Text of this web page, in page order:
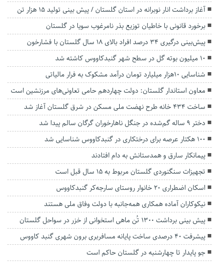
آغاز برداشت انار نوبرانه در استان گلستان / پیش بینی تولید ۱۵ هزار تن
برخورد قانونی با خاطیان توزیع بذر نامرغوب سویا در گلستان
پیش‌بینی درگیری ۳۴ درصد افراد بالای ۱۸ سال گلستان با فشارخون
۱۰ میلیون بوته گل در سطح شهر گنبدکاووس کاشته شد
شناسایی ۱۰هزار میلیارد تومان درآمد مشکوک به فرار مالیاتی
معاون استاندار گلستان: دولت چهاردهم حامی تعاونی‌های مرزنشین است
ساخت ۴۳۴ خانه طرح نهضت ملی مسکن در شرق گلستان آغاز شد
دختر ۹ ساله گم‌شده در جنگل ناهارخوران گرگان سالم پیدا شد
۱۰۰ هکتار عرصه برای درختکاری در گنبدکاووس شناسایی شد
پیمانکار سارق و همدستانش به دام افتادند
تجهیزات سنگنوردی گلستان مربوط به ۱۵ سال قبل است
اسکان اضطراری ۲۰ خانوار روستای سارجه‌کر گنبدکاووس
نیکوکاران آماده همکاری همه‌جانبه با دولت وفاق ملی هستند
پیش بینی برداشت ۱۳۰۰ تُن ماهی استخوانی از خزر در سواحل گلستان
پیشرفت ۴۰ درصدی ساخت پایانه مسافربری برون شهری گنبد کاووس
جو پایدار تا چهارشنبه در گلستان حاکم است